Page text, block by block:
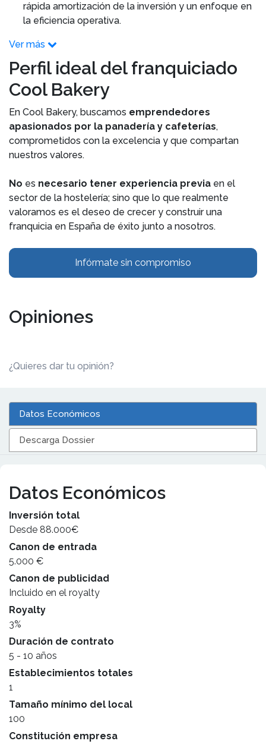
rápida amortización de la inversión y un enfoque en
la eficiencia operativa.
Ver más
Perfil ideal del franquiciado
Cool Bakery
En Cool Bakery, buscamos emprendedores
apasionados por la panadería y cafeterías,
comprometidos con la excelencia y que compartan
nuestros valores.
No es necesario tener experiencia previa en el
sector de la hostelería; sino que lo que realmente
valoramos es el deseo de crecer y construir una
franquicia en España de éxito junto a nosotros.
Infórmate sin compromiso
Opiniones
¿Quieres dar tu opinión?
Datos Económicos
Descarga Dossier
Datos Económicos
Inversión total
Desde 88.000€
Canon de entrada
5.000 €
Canon de publicidad
Incluido en el royalty
Royalty
3%
Duración de contrato
5 - 10 años
Establecimientos totales
1
Tamaño mínimo del local
100
Constitución empresa